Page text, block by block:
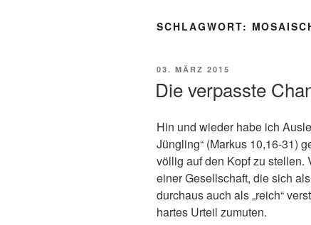
SCHLAGWORT:
VERÖFFENTLICHT
03. MÄRZ 2015
Die verpasste
Hin und wieder habe ich
Jüngling“ (Markus 10,16-31)
völlig auf den Kopf zu stellen.
einer Gesellschaft, die sich
durchaus auch als „reich“
hartes Urteil zumuten.